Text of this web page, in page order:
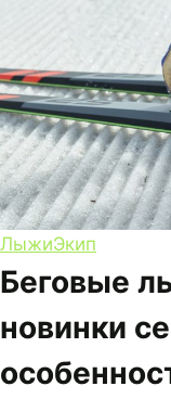
ЛыжиЭкип
Беговые
новинки